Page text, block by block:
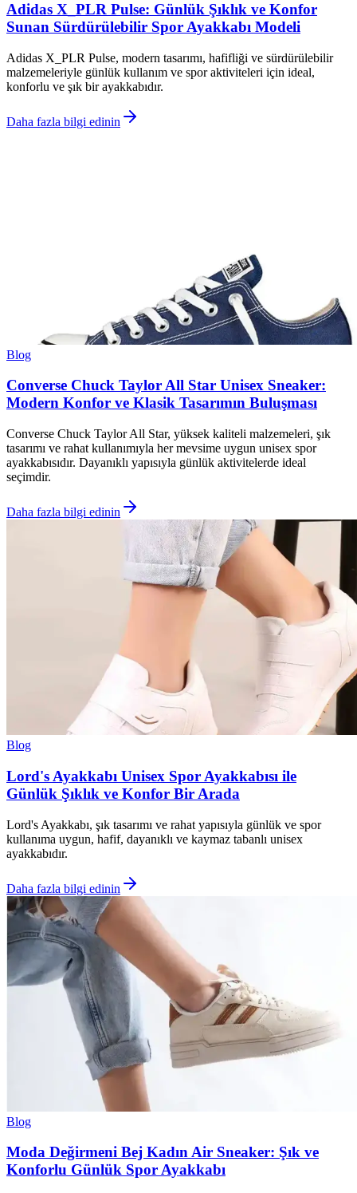
Adidas X_PLR Pulse: Günlük Şıklık ve Konfor
Sunan Sürdürülebilir Spor Ayakkabı Modeli
Adidas X_PLR Pulse, modern tasarımı, hafifliği ve sürdürülebilir
malzemeleriyle günlük kullanım ve spor aktiviteleri için ideal,
konforlu ve şık bir ayakkabıdır.
Daha fazla bilgi edinin
Blog
Converse Chuck Taylor All Star Unisex Sneaker:
Modern Konfor ve Klasik Tasarımın Buluşması
Converse Chuck Taylor All Star, yüksek kaliteli malzemeleri, şık
tasarımı ve rahat kullanımıyla her mevsime uygun unisex spor
ayakkabısıdır. Dayanıklı yapısıyla günlük aktivitelerde ideal
seçimdir.
Daha fazla bilgi edinin
Blog
Lord's Ayakkabı Unisex Spor Ayakkabısı ile
Günlük Şıklık ve Konfor Bir Arada
Lord's Ayakkabı, şık tasarımı ve rahat yapısıyla günlük ve spor
kullanıma uygun, hafif, dayanıklı ve kaymaz tabanlı unisex
ayakkabıdır.
Daha fazla bilgi edinin
Blog
Moda Değirmeni Bej Kadın Air Sneaker: Şık ve
Konforlu Günlük Spor Ayakkabı